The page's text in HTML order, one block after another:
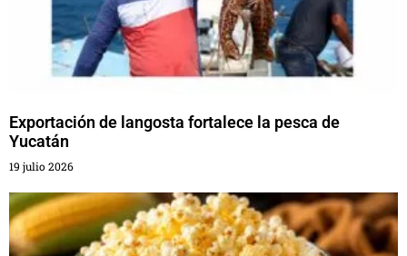
Exportación de langosta fortalece la pesca de
Yucatán
19 julio 2026